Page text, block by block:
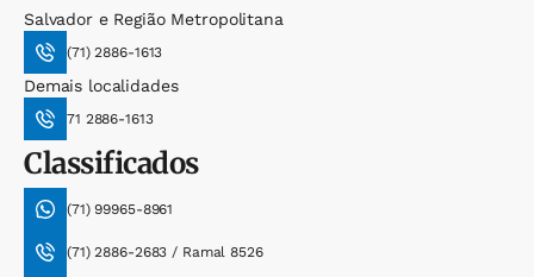
Salvador e Região Metropolitana
(71) 2886-1613
Demais localidades
71 2886-1613
Classificados
(71) 99965-8961
(71) 2886-2683 / Ramal 8526